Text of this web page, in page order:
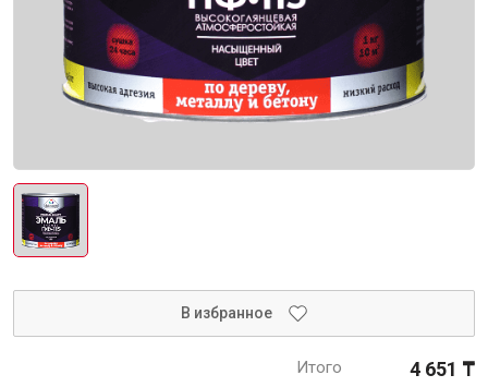
В избранное
Итого 4 651 ₸
Лакокрасочные материалы
Герметики
Клеи, жидкие гвозди
Обои
Водоснабжение и водоотведение